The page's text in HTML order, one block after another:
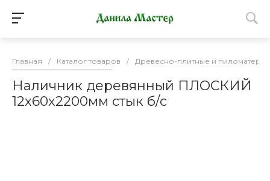
Главная / Каталог товаров / Древесно-плитные и
Наличник деревянный ПЛОСКИЙ
12х60х2200мм стык б/с